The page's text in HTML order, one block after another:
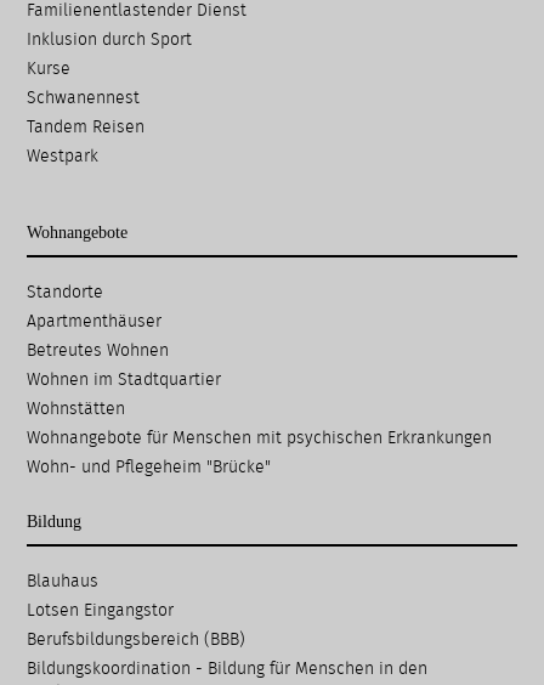
Navigation
überspringen
Familien­entlastender Dienst
Inklusion durch Sport
Kurse
Schwanennest
Tandem Reisen
Westpark
Wohnangebote
Navigation
überspringen
Standorte
Apartmenthäuser
Betreutes Wohnen
Wohnen im Stadtquartier
Wohnstätten
Wohnangebote für Menschen mit psychischen Erkrankungen
Wohn- und Pflegeheim "Brücke"
Bildung
Navigation
überspringen
Blauhaus
Lotsen Eingangstor
Berufsbildungsbereich (BBB)
Bildungskoordination - Bildung für Menschen in den